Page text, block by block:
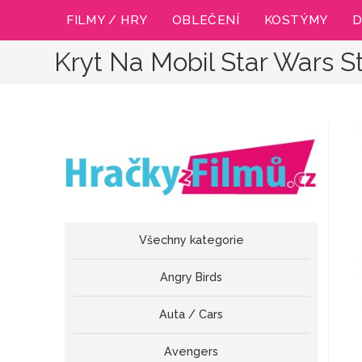
FILMY / HRY OBLEČENÍ KOSTÝMY
Kryt Na Mobil Star Wars
Všechny kategorie
Angry Birds
Auta / Cars
Avengers